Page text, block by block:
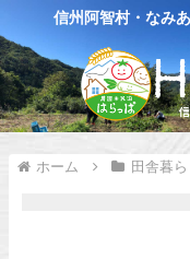
信州阿智村・なみ
ホーム 田舎暮